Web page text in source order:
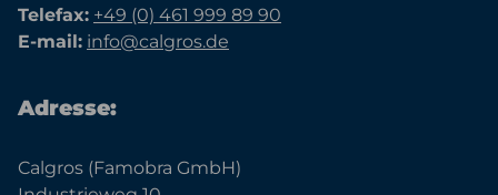
Telefax: +49 (0) 461 999 89 90
E-mail: info@calgros.de
Adresse:
Calgros (Famobra GmbH)